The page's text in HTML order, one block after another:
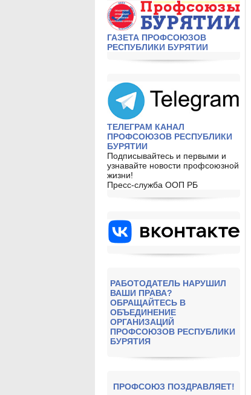
ГАЗЕТА ПРОФСОЮЗОВ
РЕСПУБЛИКИ БУРЯТИИ
ТЕЛЕГРАМ КАНАЛ
ПРОФСОЮЗОВ РЕСПУБЛИКИ
БУРЯТИИ
Подписывайтесь и первыми и
узнавайте новости профсоюзной
жизни!
Пресс-служба ООП РБ
РАБОТОДАТЕЛЬ НАРУШИЛ
ВАШИ ПРАВА?
ОБРАЩАЙТЕСЬ В
ОБЪЕДИНЕНИЕ
ОРГАНИЗАЦИЙ
ПРОФСОЮЗОВ РЕСПУБЛИКИ
БУРЯТИЯ
ПРОФСОЮЗ ПОЗДРАВЛЯЕТ!